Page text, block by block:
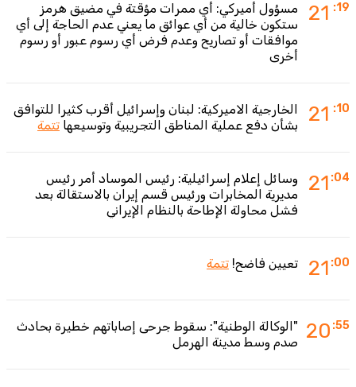
21 :19
مسؤول أميركي: أي ممرات مؤقتة في مضيق هرمز
ستكون خالية من أي عوائق ما يعني عدم الحاجة إلى أي
موافقات أو تصاريح وعدم فرض أي رسوم عبور أو رسوم
أخرى
21 :10
الخارجية الاميركية: لبنان وإسرائيل أقرب كثيرا للتوافق
بشأن دفع عملية المناطق التجريبية وتوسيعها تتمة
21 :04
وسائل إعلام إسرائيلية: رئيس الموساد أمر رئيس
مديرية المخابرات ورئيس قسم إيران بالاستقالة بعد
فشل محاولة الإطاحة بالنظام الإيراني
21 :00 تعيين فاضح! تتمة
20 :55
"الوكالة الوطنية": سقوط جرحى إصاباتهم خطيرة بحادث
صدم وسط مدينة الهرمل